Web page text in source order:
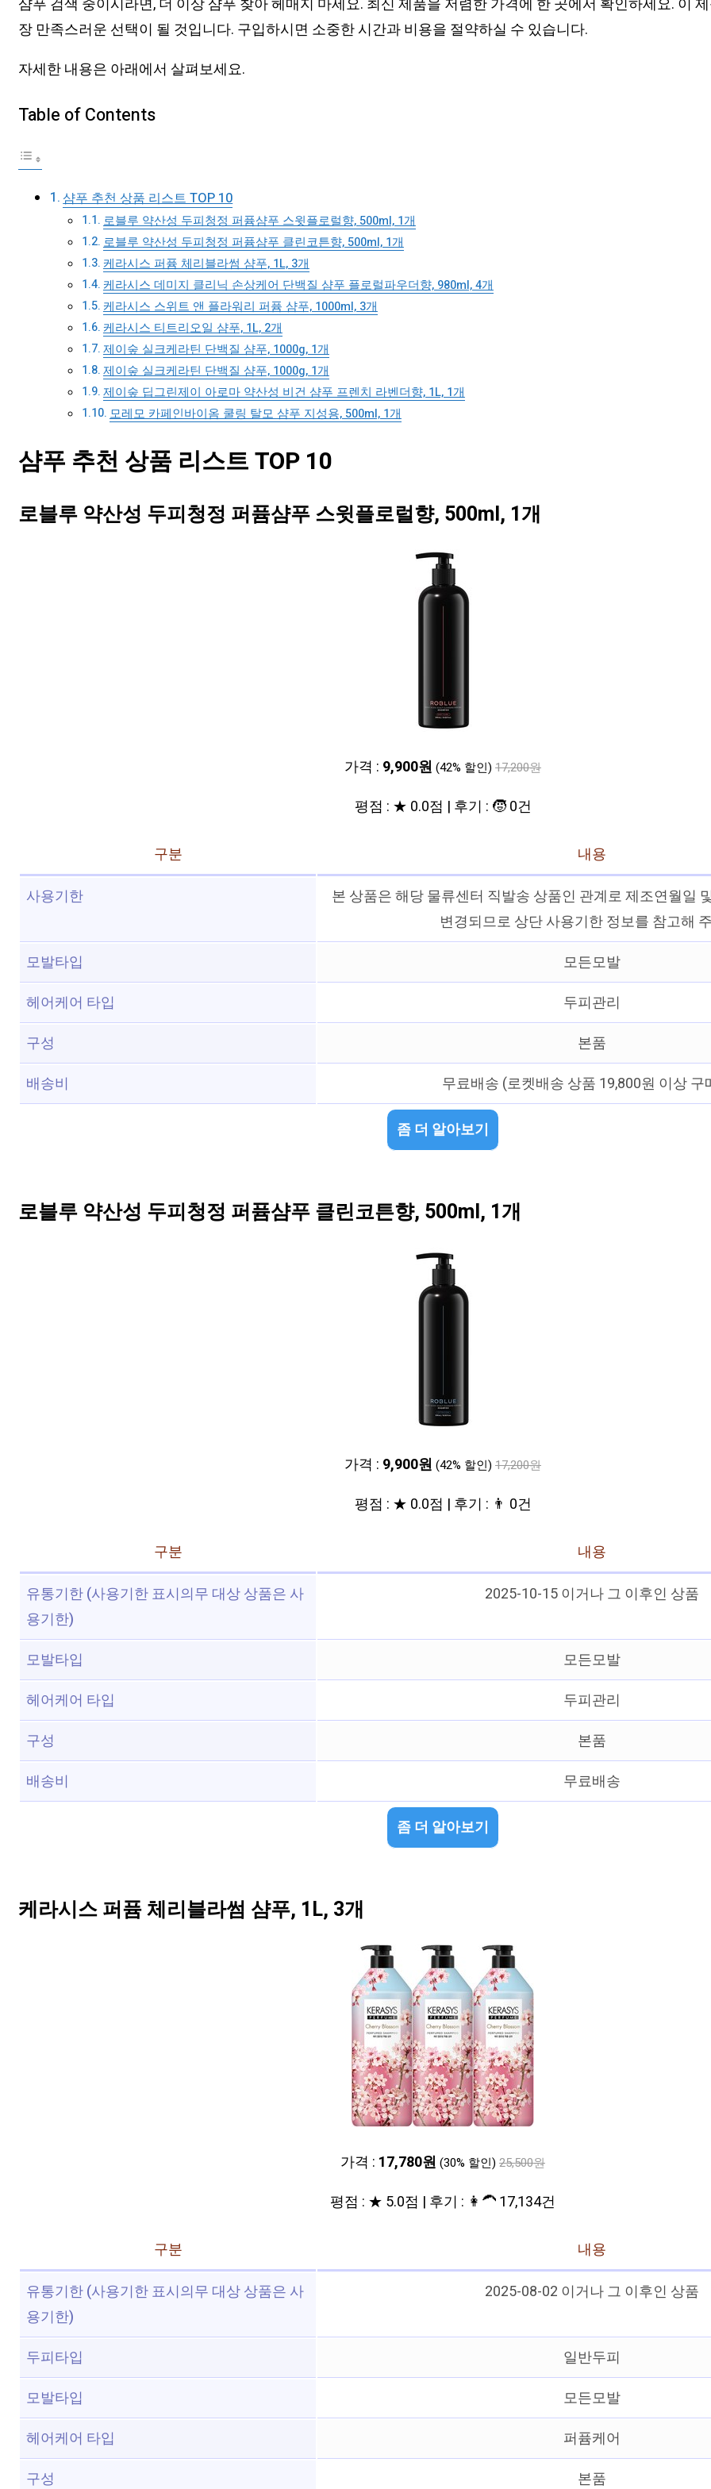
샴푸 검색 중이시라면, 더 이상 샴푸 찾아 헤매지 마세요. 최신 제품을 저렴한 가격에 한 곳에서 확인하세요. 이
장 만족스러운 선택이 될 것입니다. 구입하시면 소중한 시간과 비용을 절약하실 수 있습니다.
자세한 내용은 아래에서 살펴보세요.
Table of Contents
샴푸 추천 상품 리스트 TOP 10
로블루 약산성 두피청정 퍼퓸샴푸 스윗플로럴향, 500ml, 1개
로블루 약산성 두피청정 퍼퓸샴푸 클린코튼향, 500ml, 1개
케라시스 퍼퓸 체리블라썸 샴푸, 1L, 3개
케라시스 데미지 클리닉 손상케어 단백질 샴푸 플로럴파우더향, 980ml, 4개
케라시스 스위트 앤 플라워리 퍼퓸 샴푸, 1000ml, 3개
케라시스 티트리오일 샴푸, 1L, 2개
제이숲 실크케라틴 단백질 샴푸, 1000g, 1개
제이숲 실크케라틴 단백질 샴푸, 1000g, 1개
제이숲 딥그린제이 아로마 약산성 비건 샴푸 프렌치 라벤더향, 1L, 1개
모레모 카페인바이옴 쿨링 탈모 샴푸 지성용, 500ml, 1개
샴푸 추천 상품 리스트 TOP 10
로블루 약산성 두피청정 퍼퓸샴푸 스윗플로럴향, 500ml, 1개
가격 : 9,900원 (42% 할인) 17,200원
평점 : ★ 0.0점 | 후기 : 🧒 0건
구분
내용
사용기한
본 상품은 해당 물류센터 직발송 상품인 관계로 제조연월일
변경되므로 상단 사용기한 정보를 참고해
모발타입
모든모발
헤어케어 타입
두피관리
구성
본품
배송비
무료배송 (로켓배송 상품 19,800원 이상 구
좀 더 알아보기
로블루 약산성 두피청정 퍼퓸샴푸 클린코튼향, 500ml, 1개
가격 : 9,900원 (42% 할인) 17,200원
평점 : ★ 0.0점 | 후기 : 👨‍‍ 0건
구분
내용
유통기한 (사용기한 표시의무 대상 상품은 사
용기한)
2025-10-15 이거나 그 이후인 상품
모발타입
모든모발
헤어케어 타입
두피관리
구성
본품
배송비
무료배송
좀 더 알아보기
케라시스 퍼퓸 체리블라썸 샴푸, 1L, 3개
가격 : 17,780원 (30% 할인) 25,500원
평점 : ★ 5.0점 | 후기 : 👩‍🦱 17,134건
구분
내용
유통기한 (사용기한 표시의무 대상 상품은 사
용기한)
2025-08-02 이거나 그 이후인 상품
두피타입
일반두피
모발타입
모든모발
헤어케어 타입
퍼퓸케어
구성
본품